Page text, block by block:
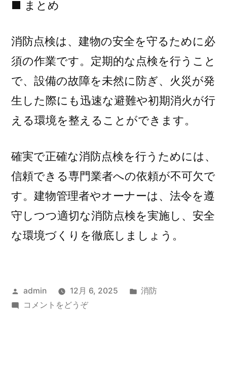
■ まとめ
消防点検は、建物の安全を守るために必
須の作業です。定期的な点検を行うこと
で、設備の故障を未然に防ぎ、火災が発
生した際にも迅速な避難や初期消火が行
える環境を整えることができます。
確実で正確な消防点検を行うためには、
信頼できる専門業者への依頼が不可欠で
す。建物管理者やオーナーは、法令を遵
守しつつ適切な消防点検を実施し、安全
な環境づくりを徹底しましょう。
投
稿
admin 12月 6, 2025
カ
消防
コメントをどうぞ(消